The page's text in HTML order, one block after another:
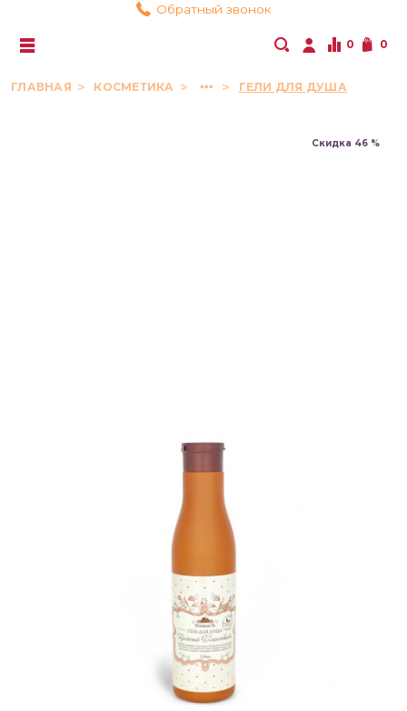
Обратный звонок
0 0
ГЛАВНАЯ КОСМЕТИКА ГЕЛИ ДЛЯ ДУША
Скидка 46 %